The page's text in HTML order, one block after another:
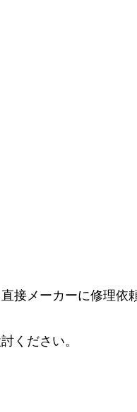
接メーカーに修理依
ください。